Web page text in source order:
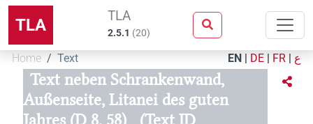
TLA TLA
2.5.1 (20)
Home Text EN | DE | FR | ع
Text neben Schrankenwand,
Außenseite, Litanei des guten
Jahres (D 8, 58)
(Text ID